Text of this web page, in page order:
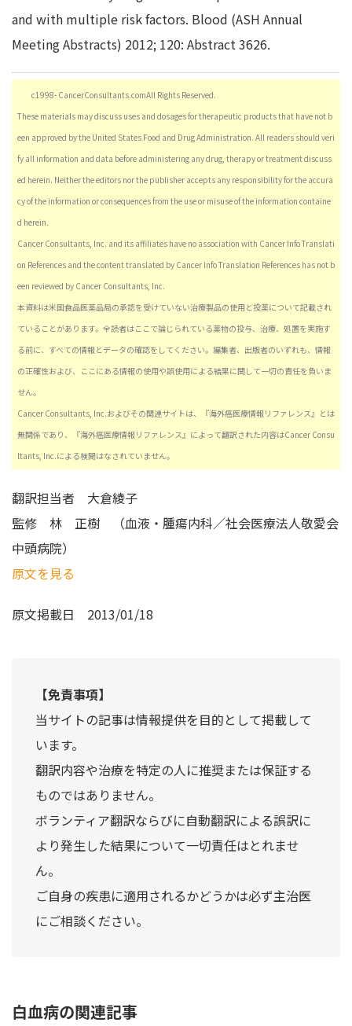
and with multiple risk factors. Blood (ASH Annual
Meeting Abstracts) 2012; 120: Abstract 3626.
c1998- CancerConsultants.comAll Rights Reserved.
These materials may discuss uses and dosages for therapeutic products that have not b
een approved by the United States Food and Drug Administration. All readers should veri
fy all information and data before administering any drug, therapy or treatment discuss
ed herein. Neither the editors nor the publisher accepts any responsibility for the accura
cy of the information or consequences from the use or misuse of the information containe
d herein.
Cancer Consultants, Inc. and its affiliates have no association with Cancer Info Translati
on References and the content translated by Cancer Info Translation References has not b
een reviewed by Cancer Consultants, Inc.
本資料は米国食品医薬品局の承認を受けていない治療製品の使用と投薬について記載され
ていることがあります。全読者はここで論じられている薬物の投与、治療、処置を実施す
る前に、すべての情報とデータの確認をしてください。編集者、出版者のいずれも、情報
の正確性および、ここにある情報の使用や誤使用による結果に関して一切の責任を負いま
せん。
Cancer Consultants, Inc.およびその関連サイトは、『海外癌医療情報リファレンス』とは
無関係であり、『海外癌医療情報リファレンス』によって翻訳された内容はCancer Consu
ltants, Inc.による検閲はなされていません。
翻訳担当者 大倉綾子
監修 林 正樹 （血液・腫瘍内科／社会医療法人敬愛会
中頭病院）
原文を見る
原文掲載日 2013/01/18
【免責事項】
当サイトの記事は情報提供を目的として掲載して
います。
翻訳内容や治療を特定の人に推奨または保証する
ものではありません。
ボランティア翻訳ならびに自動翻訳による誤訳に
より発生した結果について一切責任はとれませ
ん。
ご自身の疾患に適用されるかどうかは必ず主治医
にご相談ください。
白血病の関連記事